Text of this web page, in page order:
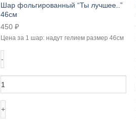
Шар фольгированный “Ты лучшее..”
46см
450 ₽
Цена за 1 шар: надут гелием размер 46см
товара
Шар
фольгированный
"Ты